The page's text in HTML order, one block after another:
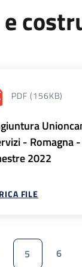
PDF (156KB)
- Romagna
2022
FILE
5 6